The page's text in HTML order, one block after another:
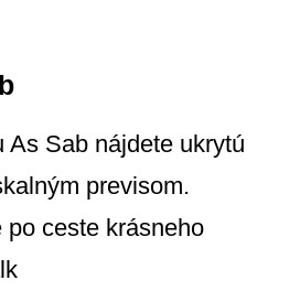
As Sab nájdete ukrytú
previsom.
po ceste krásneho